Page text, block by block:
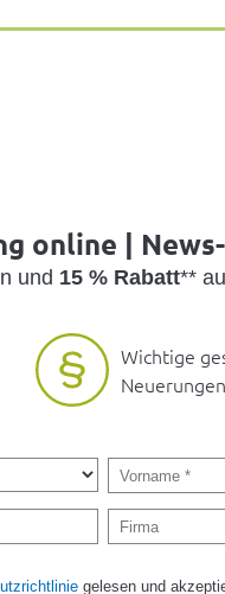
online |
und 15 % Rabatt**
Wichtige
gelesen und